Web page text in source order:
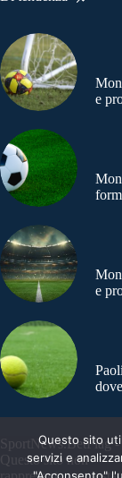
e
e
SportNews.BetFlag -
Questo sito non
Questo sito
servizi e